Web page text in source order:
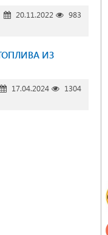
20.11.2022
983
ИЗ
17.04.2024
1304